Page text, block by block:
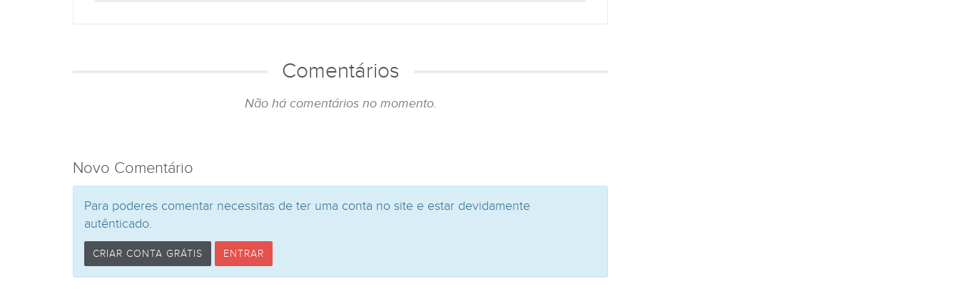
Comentários
Não há comentários no momento.
Novo Comentário
Para poderes comentar necessitas de ter uma conta no site e estar devidamente
autênticado.
CRIAR CONTA GRÁTIS ENTRAR